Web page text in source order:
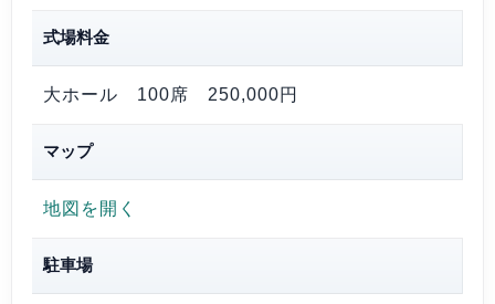
式場料金
大ホール 100席 250,000円
マップ
地図を開く
駐車場